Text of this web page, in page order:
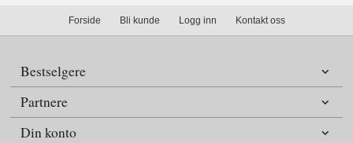
Forside Bli kunde Logg inn Kontakt oss
Bestselgere
Partnere
Din konto